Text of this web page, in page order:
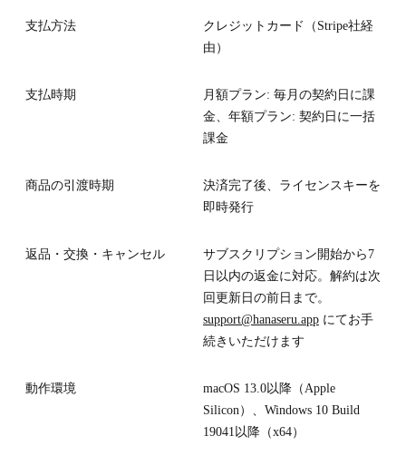
支払方法
クレジットカード（Stripe社経
由）
支払時期
月額プラン: 毎月の契約日に課
金、年額プラン: 契約日に一括
課金
商品の引渡時期
決済完了後、ライセンスキーを
即時発行
返品・交換・キャンセル
サブスクリプション開始から7
日以内の返金に対応。解約は次
回更新日の前日まで。
support@hanaseru.app にてお手
続きいただけます
動作環境
macOS 13.0以降（Apple
Silicon）、Windows 10 Build
19041以降（x64）